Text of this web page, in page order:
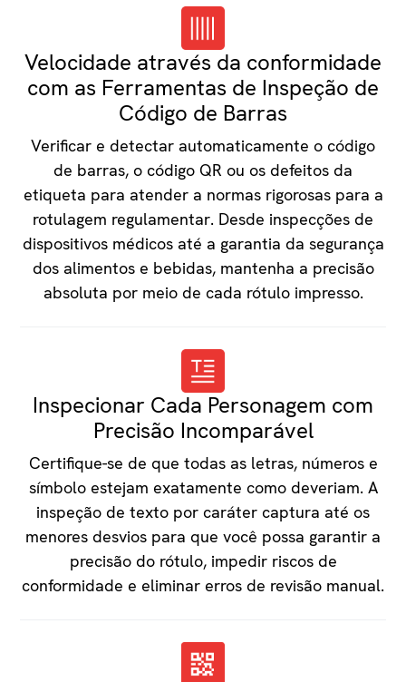
Velocidade através da conformidade
com as Ferramentas de Inspeção de
Código de Barras
Verificar e detectar automaticamente o código
de barras, o código QR ou os defeitos da
etiqueta para atender a normas rigorosas para a
rotulagem regulamentar. Desde inspecções de
dispositivos médicos até a garantia da segurança
dos alimentos e bebidas, mantenha a precisão
absoluta por meio de cada rótulo impresso.
Inspecionar Cada Personagem com
Precisão Incomparável
Certifique-se de que todas as letras, números e
símbolo estejam exatamente como deveriam. A
inspeção de texto por caráter captura até os
menores desvios para que você possa garantir a
precisão do rótulo, impedir riscos de
conformidade e eliminar erros de revisão manual.